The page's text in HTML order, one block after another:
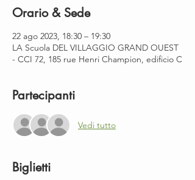
Orario & Sede
22 ago 2023, 18:30 – 19:30
LA Scuola DEL VILLAGGIO GRAND OUEST
- CCI 72, 185 rue Henri Champion, edificio C
Partecipanti
Vedi tutto
Biglietti